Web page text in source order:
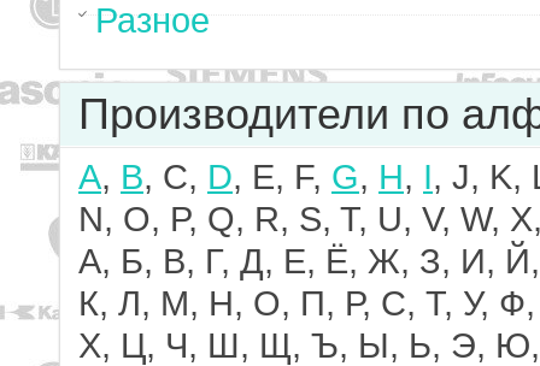
Разное
Производители по
A, B, C, D, E, F, G, H, I, J, K,
N, O, P, Q, R, S, T, U, V, W,
А, Б, В, Г, Д, Е, Ё, Ж, З, И, Й,
К, Л, М, Н, О, П, Р, С, Т, У, Ф,
Х, Ц, Ч, Ш, Щ, Ъ, Ы, Ь, Э,